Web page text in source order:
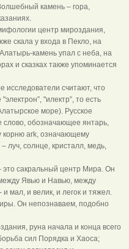
камень – гора,
центр мироздания,
скала у входа в Пекло, на
камень упал с неба, на
и сказках также упоминается
исследователи считают, что
"илектр”, то есть
море). Русское
слово, обозначающее янтарь,
корню ark, означающему
– луч, солнце, кристалл, медь,
это сакральный центр Мира. Он
Явью и Навью, между
мал, и велик, и легок и тяжел.
Он непознаваем, подобно
руна начала и конца всего
сил Порядка и Хаоса;